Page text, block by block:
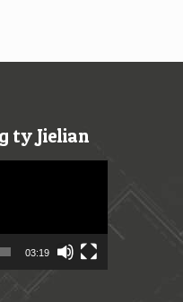
ty Jielian
03:19